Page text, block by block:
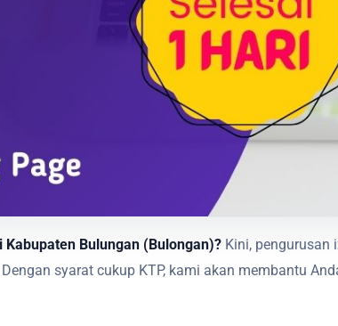
Bulungan (Bulongan)? Kini, pengurusan
syarat cukup KTP, kami akan membantu